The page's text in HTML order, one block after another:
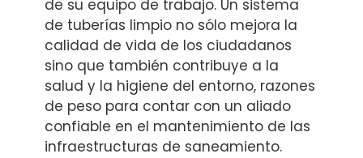
de su equipo de trabajo. Un sistema
de tuberías limpio no sólo mejora la
calidad de vida de los ciudadanos
sino que también contribuye a la
salud y la higiene del entorno, razones
de peso para contar con un aliado
confiable en el mantenimiento de las
infraestructuras de saneamiento.